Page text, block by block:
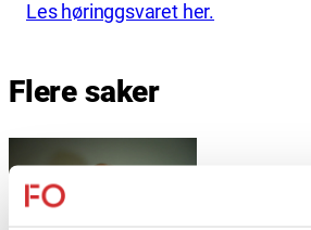
Les høringgsvaret her.
Flere saker